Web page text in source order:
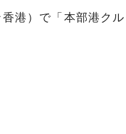
港）で「本部港ク